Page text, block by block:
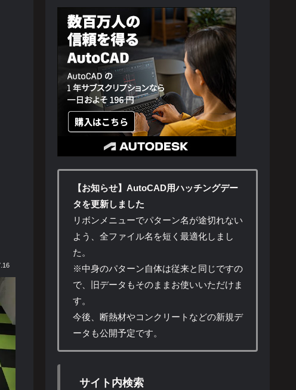
【お知らせ】AutoCAD用ハッチングデー
タを更新しました
リボンメニューでパターン名が途切れない
よう、全ファイル名を短く最適化しまし
た。
※中身のパターン自体は従来と同じですの
で、旧データもそのままお使いいただけま
す。
今後、断熱材やコンクリートなどの新規デ
ータも公開予定です。
サイト内検索